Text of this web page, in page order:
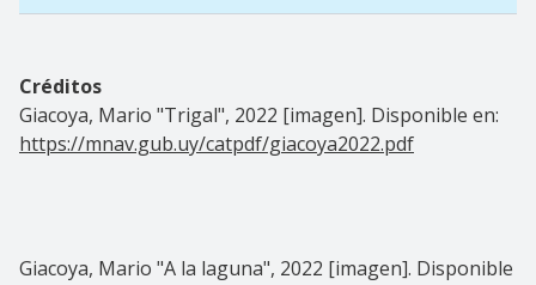
Créditos
Giacoya, Mario "Trigal", 2022 [imagen]. Disponible en:
https://mnav.gub.uy/catpdf/giacoya2022.pdf
Giacoya, Mario "A la laguna", 2022 [imagen]. Disponible